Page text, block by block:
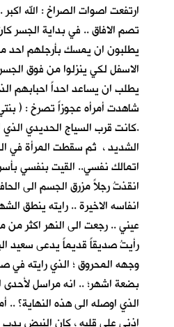
ارتفعت اصوات الصراخ : الله
تصم الافاق .. في بداية الجسر
يطلبون ان يمسك بأرجلهم احد
الاسفل لكي ينزلوا من فوق
يطلب ان يساعد احداً احبابهم
شاهدت أمرأه عجوزاً تصرخ : (
.كانت قرب السياج الحديدي
الشديد ، ثم سقطت المرأة في
اتمالك نفسي.. القيت بنفسي
انقذتُ رجلاً مزرق الجسم الى
انفاسه الاخيرة .. رايته ينطق
عيني .. رجعت الى النهر اكثر من
رأيتُ صديقاً قديماً يدعى سعيد
وجهه المحروق ؛ الذي رايته في
بضعة اشهر؛ .. انه مراسل لأحدى
الذي اوصله الى هذه النهاية؟